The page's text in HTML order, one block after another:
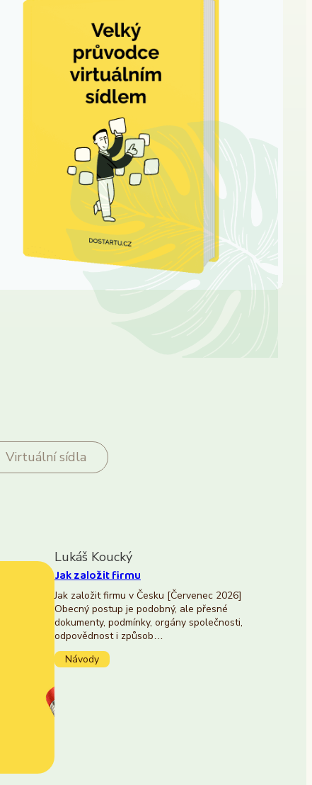
Virtuální sídla
Lukáš Koucký
Jak založit firmu
Jak založit firmu v Česku [Červenec 2026]
Obecný postup je podobný, ale přesné
dokumenty, podmínky, orgány společnosti,
odpovědnost i způsob…
Návody